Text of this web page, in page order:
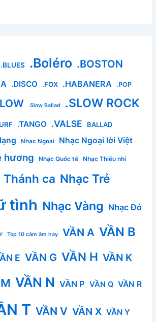
.BLUES .Boléro .BOSTON
.DISCO .FOX .HABANERA .POP
.Slow Ballad .SLOW ROCK
.TANGO .VALSE BALLAD
Nhạc Ngoại Nhạc Ngoại lời Việt
hương Nhạc Quốc tế Nhạc Thiếu nhi
Thánh ca Nhạc Trẻ
tình Nhạc Vàng Nhạc Đỏ
Top 10 cảm âm hay VẦN A VẦN B
E VẦN G VẦN H VẦN K
VẦN N VẦN P VẦN Q VẦN R
T VẦN V VẦN X VẦN Y